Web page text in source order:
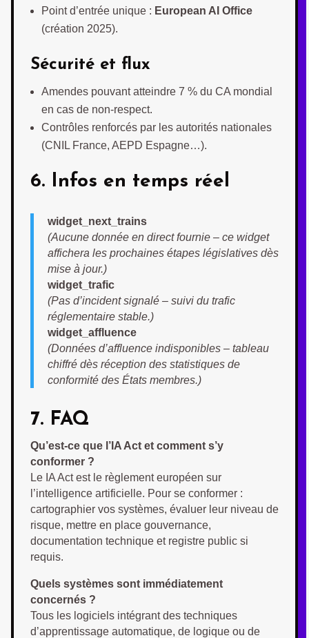
Point d’entrée unique : European AI Office
(création 2025).
Sécurité et flux
Amendes pouvant atteindre 7 % du CA mondial
en cas de non-respect.
Contrôles renforcés par les autorités nationales
(CNIL France, AEPD Espagne…).
6. Infos en temps réel
widget_next_trains
(Aucune donnée en direct fournie – ce widget
affichera les prochaines étapes législatives dès
mise à jour.)
widget_trafic
(Pas d’incident signalé – suivi du trafic
réglementaire stable.)
widget_affluence
(Données d’affluence indisponibles – tableau
chiffré dès réception des statistiques de
conformité des États membres.)
7. FAQ
Qu’est-ce que l’IA Act et comment s’y
conformer ?
Le IA Act est le règlement européen sur
l’intelligence artificielle. Pour se conformer :
cartographier vos systèmes, évaluer leur niveau de
risque, mettre en place gouvernance,
documentation technique et registre public si
requis.
Quels systèmes sont immédiatement
concernés ?
Tous les logiciels intégrant des techniques
d’apprentissage automatique, de logique ou de